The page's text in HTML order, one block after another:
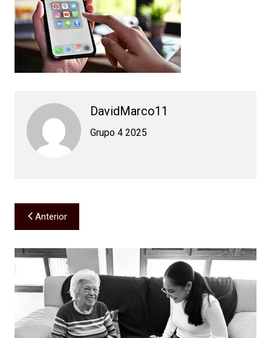
DavidMarco11
Grupo 4 2025
Navegación
de
entradas
Anterior